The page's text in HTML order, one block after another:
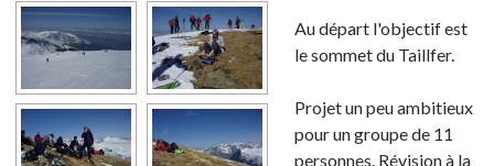
Au départ l'objectif est
le sommet du Taillfer.
Projet un peu ambitieux
pour un groupe de 11
personnes. Révision à la